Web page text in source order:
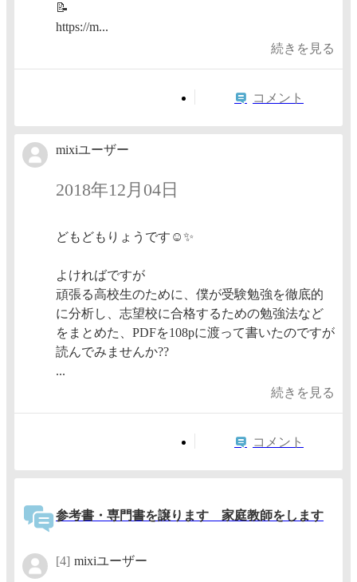
📝
https://m...
続きを見る
コメント
mixiユーザー
2018年12月04日
どもどもりょうです☺️✨
よければですが
頑張る高校生のために、僕が受験勉強を徹底的
に分析し、志望校に合格するための勉強法など
をまとめた、PDFを108pに渡って書いたのですが
読んでみませんか??
...
続きを見る
コメント
参考書・専門書を譲ります 家庭教師をします
[4] mixiユーザー